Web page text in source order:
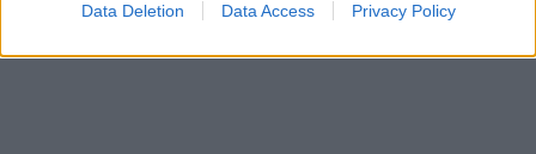
Data Deletion Data Access Privacy Policy